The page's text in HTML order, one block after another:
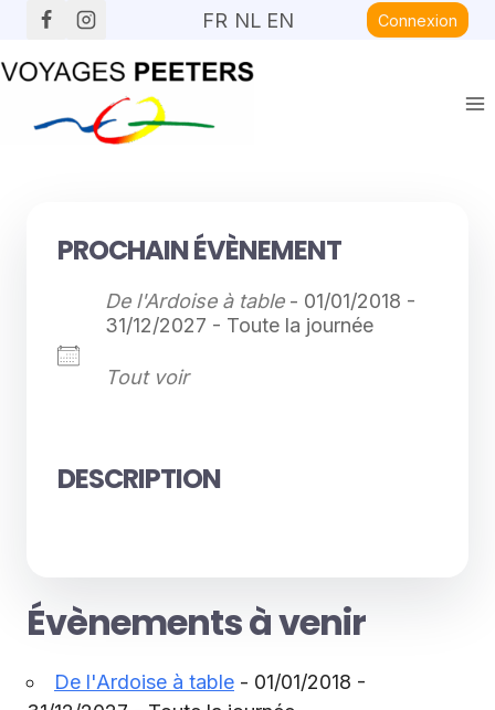
contenu
FR NL EN Connexion
PROCHAIN ÉVÈNEMENT
De l'Ardoise à table- 01/01/2018 -
31/12/2027 - Toute la journée
Tout voir
DESCRIPTION
Évènements à venir
De l'Ardoise à table - 01/01/2018 -